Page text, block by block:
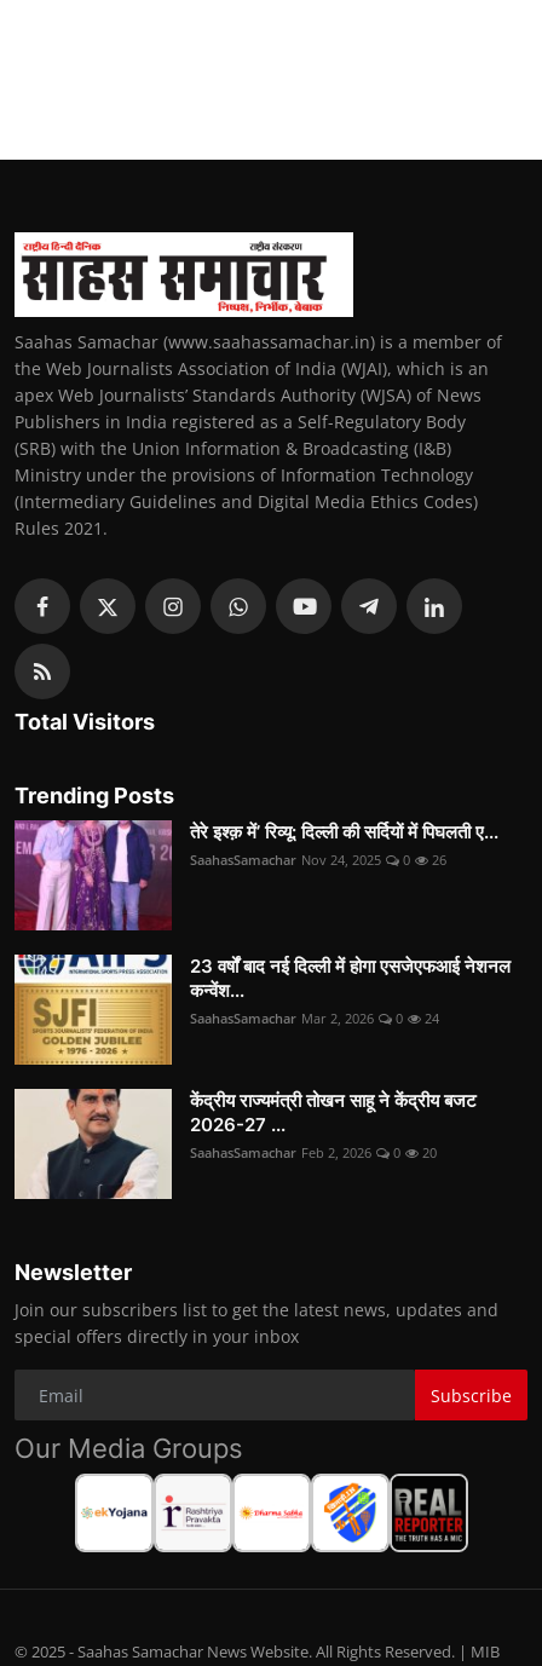
Saahas Samachar (www.saahassamachar.in) is a member of
the Web Journalists Association of India (WJAI), which is an
apex Web Journalists’ Standards Authority (WJSA) of News
Publishers in India registered as a Self-Regulatory Body
(SRB) with the Union Information & Broadcasting (I&B)
Ministry under the provisions of Information Technology
(Intermediary Guidelines and Digital Media Ethics Codes)
Rules 2021.
Total Visitors
Trending Posts
तेरे इश्क़ में’ रिव्यू: दिल्ली की सर्दियों में पिघलती ए...
SaahasSamachar Nov 24, 2025 0 26
23 वर्षों बाद नई दिल्ली में होगा एसजेएफआई नेशनल
कन्वेंश...
SaahasSamachar Mar 2, 2026 0 24
केंद्रीय राज्यमंत्री तोखन साहू ने केंद्रीय बजट
2026-27 ...
SaahasSamachar Feb 2, 2026 0 20
Newsletter
Join our subscribers list to get the latest news, updates and
special offers directly in your inbox
Subscribe
Our Media Groups
© 2025 - Saahas Samachar News Website. All Rights Reserved. | MIB